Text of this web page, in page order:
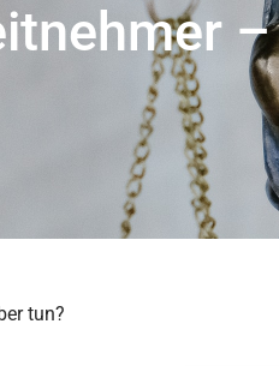
tun?